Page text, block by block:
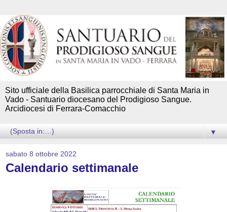
Sito ufficiale della Basilica parrocchiale di Santa Maria in
Vado - Santuario diocesano del Prodigioso Sangue.
Arcidiocesi di Ferrara-Comacchio
▼
sabato 8 ottobre 2022
Calendario settimanale